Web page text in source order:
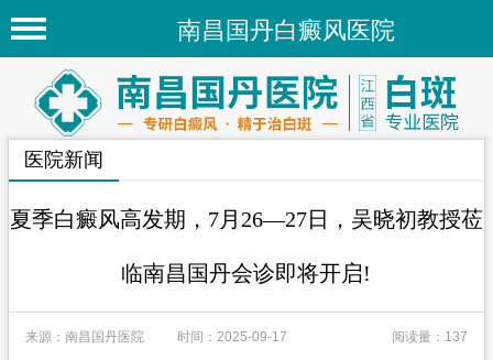
南昌国丹白癜风医院
首页
医院简介
医院新闻
专家团队
白癜风常识
医院新闻
夏季白癜风高发期，7月26—27日，吴晓初教授莅
临南昌国丹会诊即将开启!
来源：南昌国丹医院 时间：2025-09-17 阅读量：137